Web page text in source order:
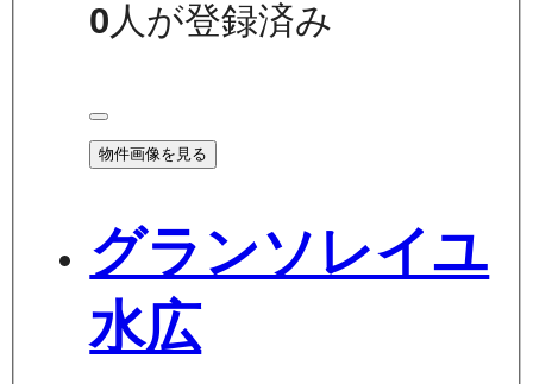
0人が登録済み
物件画像を見る
グランソレイユ
水広